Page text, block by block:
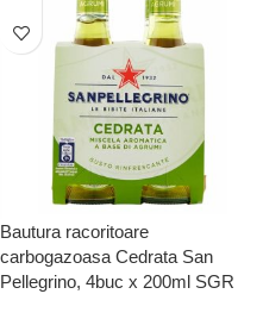
Bautura racoritoare
carbogazoasa Cedrata San
Pellegrino, 4buc x 200ml SGR